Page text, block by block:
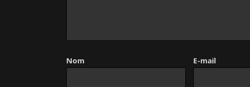
Nom E-mail